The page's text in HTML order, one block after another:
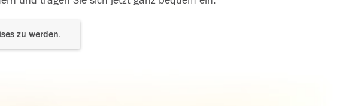
zu werden.